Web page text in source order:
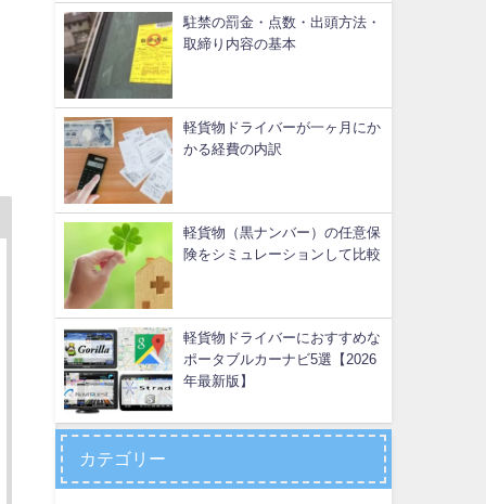
駐禁の罰金・点数・出頭方法・
取締り内容の基本
軽貨物ドライバーが一ヶ月にか
かる経費の内訳
軽貨物（黒ナンバー）の任意保
険をシミュレーションして比較
軽貨物ドライバーにおすすめな
ポータブルカーナビ5選【2026
年最新版】
カテゴリー